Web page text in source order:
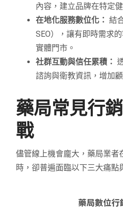
內容，建立品牌在特定
在地化服務數位化： 結
SEO），讓有即時需求
實體門市。
社群互動與信任累積：
諮詢與衛教資訊，增加
藥局常見行
戰
儘管線上機會龐大，藥局業者
時，卻普遍面臨以下三大痛點